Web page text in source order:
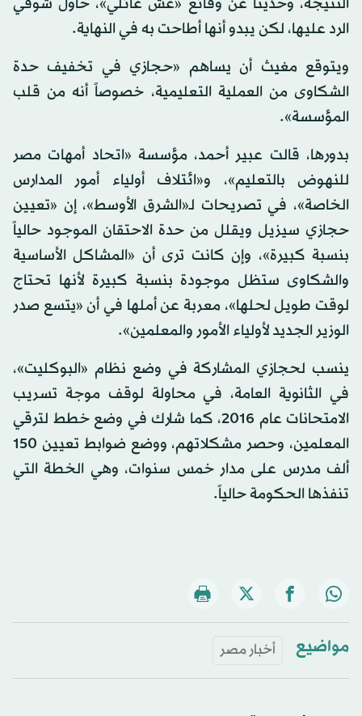
الرد عليها، لكن يبدو أنها أطاحت به في النهاية.
ويتوقع مغيث أن يساهم «حجازي في تخفيف حدة
الشكاوى من العملية التعليمية، خصوصاً أنه من قلب
المؤسسة».
بدورها، قالت عبير أحمد، مؤسسة «اتحاد أمهات مصر
للنهوض بالتعليم»، و«ائتلاف أولياء أمور المدارس
الخاصة»، في تصريحات لـ«الشرق الأوسط»، إن «تعيين
حجازي سيزيل ويقلل من حدة الاحتقان الموجود حالياً
بنسبة كبيرة»، وإن كانت ترى أن «المشاكل الأساسية
والشكاوى ستظل موجودة بنسبة كبيرة لأنها تحتاج
لوقت طويل لحلها»، معربة عن أملها في أن «يتسع صدر
الوزير الجديد لأولياء الأمور والمعلمين».
ينسب لحجازي المشاركة في وضع نظام «البوكليت»،
في الثانوية العامة، في محاولة لوقف موجة تسريب
الامتحانات عام 2016، كما شارك في وضع خطط لترقي
المعلمين، وحصر مشكلاتهم، ووضع ضوابط تعيين 150
ألف مدرس على مدار خمس سنوات، وهي الخطة التي
تنفذها الحكومة حالياً.
مواضيع أخبار مصر